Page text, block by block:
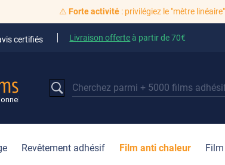
⚠️ Forte activité: privilégiez le "mètre
certifiés Livraison offerteà partir de70€
Revêtement adhésif Film anti chaleur